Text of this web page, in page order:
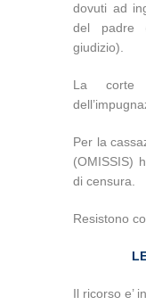
dovuti ad
del padre
giudizio).
La corte
Per la
(OMISSIS)
di censura.
Resistono
Il ricorso e’